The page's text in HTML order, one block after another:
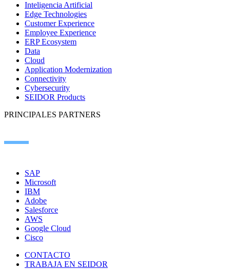
Inteligencia Artificial
Edge Technologies
Customer Experience
Employee Experience
ERP Ecosystem
Data
Cloud
Application Modernization
Connectivity
Cybersecurity
SEIDOR Products
PRINCIPALES PARTNERS
SAP
Microsoft
IBM
Adobe
Salesforce
AWS
Google Cloud
Cisco
CONTACTO
TRABAJA EN SEIDOR